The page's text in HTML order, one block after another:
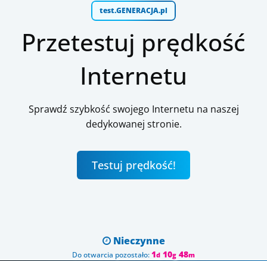
test.GENERACJA.pl
Przetestuj prędkość
Internetu
Sprawdź szybkość swojego Internetu na naszej
dedykowanej stronie.
Testuj prędkość!
 Nieczynne
Do otwarcia pozostało:1d 10g 48m